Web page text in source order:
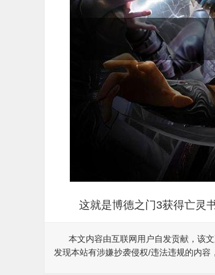
这就是博德之门3获得亡灵
本文内容由互联网用户自发贡献，该文
发现本站有涉嫌抄袭侵权/违法违规的内容